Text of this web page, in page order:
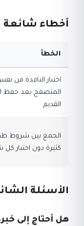
أخطاء شائعة
الخطأ
اختبار النافذة من
المتصفح بعد حفظ
القديم
الجمع بين شروط
كثيرة دون اختبار
الأسئلة
هل أحتاج إلى